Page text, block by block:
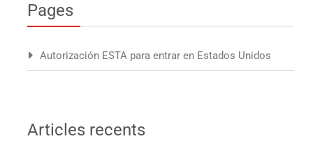
Pages
Autorización ESTA para entrar en Estados Unidos
Articles recents